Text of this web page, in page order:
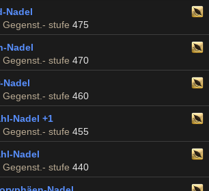
Nadel
Gegenst.- stufe 475
Nadel
Gegenst.- stufe 470
Nadel
Gegenst.- stufe 460
Nadel +1
Gegenst.- stufe 455
Nadel
Gegenst.- stufe 440